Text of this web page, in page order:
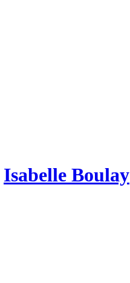
Isabelle Boulay